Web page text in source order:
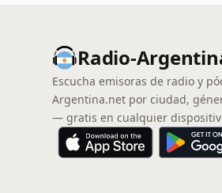
Radio-
Escucha emisoras de radio y
Argentina.net por ciudad,
— gratis en cualquier